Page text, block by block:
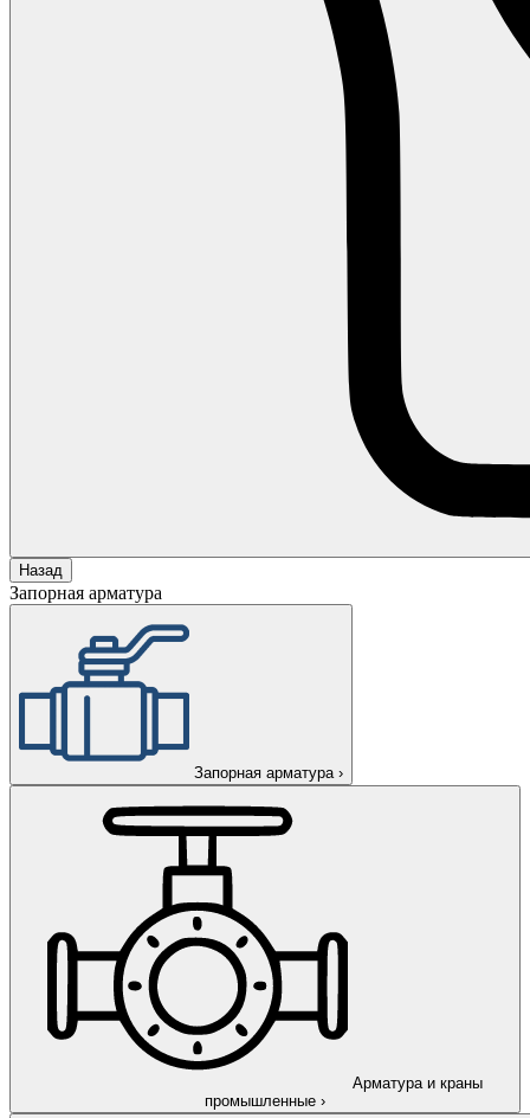
Назад
Запорная арматура
Запорная арматура ›
Арматура и краны
промышленные ›